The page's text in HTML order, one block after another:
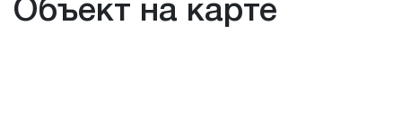
Объект на карте